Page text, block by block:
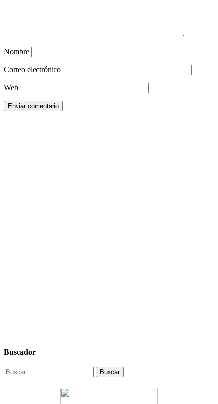
Nombre
Correo electrónico
Web
Buscador
Buscar: